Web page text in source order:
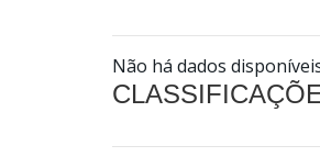
Não há dados